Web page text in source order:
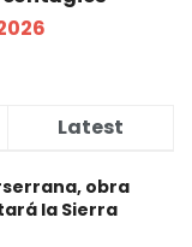
Latest
obra
la Sierra